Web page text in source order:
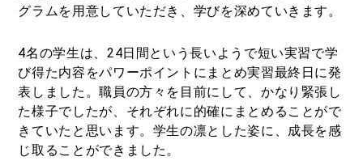
グラムを用意していただき、学びを深めていきます。
4名の学生は、24日間という長いようで短い実習で学
び得た内容をパワーポイントにまとめ実習最終日に発
表しました。職員の方々を目前にして、かなり緊張し
た様子でしたが、それぞれに的確にまとめることがで
きていたと思います。学生の凛とした姿に、成長を感
じ取ることができました。